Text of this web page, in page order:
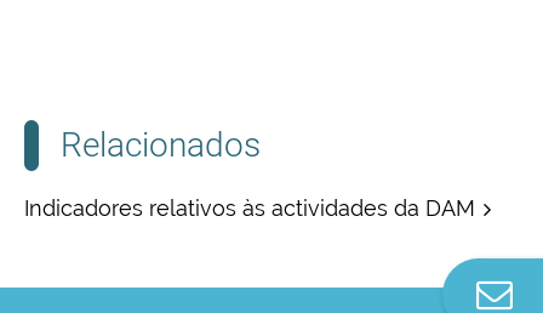
Relacionados
Indicadores relativos às actividades da DAM